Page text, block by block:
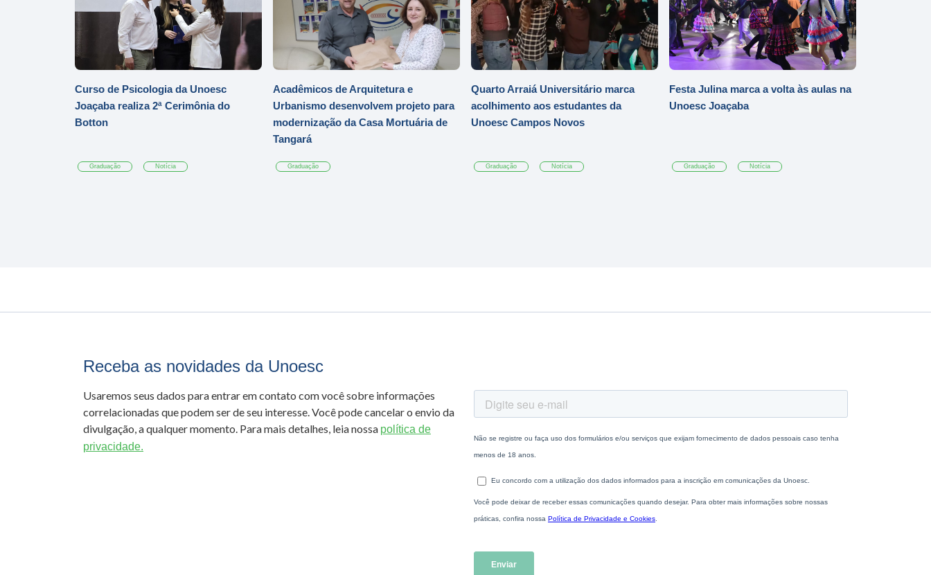
Curso de Psicologia da Unoesc
Joaçaba realiza 2ª Cerimônia do
Botton
Graduação Notícia
Acadêmicos de Arquitetura e
Urbanismo desenvolvem projeto para
modernização da Casa Mortuária de
Tangará
Graduação
Quarto Arraiá Universitário marca
acolhimento aos estudantes da
Unoesc Campos Novos
Graduação Notícia
Festa Julina marca a volta às aulas na
Unoesc Joaçaba
Graduação Notícia
Receba as novidades da Unoesc
Usaremos seus dados para entrar em contato com você sobre informações
correlacionadas que podem ser de seu interesse. Você pode cancelar o envio da
divulgação, a qualquer momento. Para mais detalhes, leia nossa política de
privacidade.